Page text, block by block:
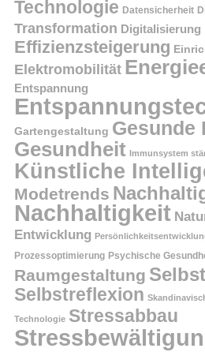
Technologie Datensicherheit
Transformation Digitalisierung
Effizienzsteigerung
Elektromobilität
Entspannung
Gartengestaltung Gesunde
Gesundheit Immunsystem
Künstliche
Modetrends
Nachhaltigkeit
Entwicklung
Prozessoptimierung Psychische
Raumgestaltung
Selbstreflexion
Technologie Stressabbau